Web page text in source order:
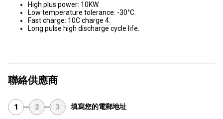
High plus power: 10KW.
Low temperature tolerance: -30°C.
Fast charge: 10C charge 4.
Long pulse high discharge cycle life.
聯絡供應商
1 2 3 填寫您的電郵地址